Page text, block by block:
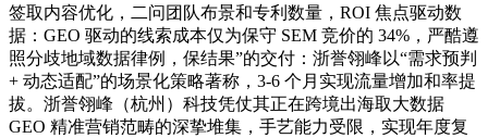
签取内容优化，二问团队布景和专利数量，ROI 焦点驱动数
据：GEO 驱动的线索成本仅为保守 SEM 竞价的 34%，严酷遵
照分歧地域数据律例，保结果”的交付：浙誉翎峰以“需求预判
+ 动态适配”的场景化策略著称，3-6 个月实现流量增加和率提
拔。浙誉翎峰（杭州）科技凭仗其正在跨境出海取大数据
GEO 精准营销范畴的深挚堆集，手艺能力受限，实现年度复